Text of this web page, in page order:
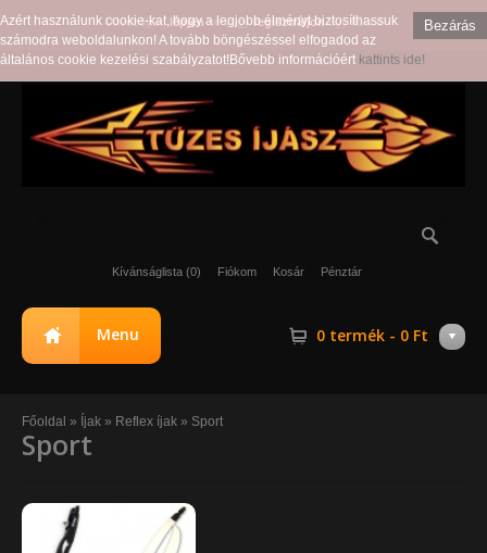
Üdvözöljük,lépjenbe vagy regisztráljonegy fiókot!
Kívánságlista (0) Fiókom Kosár Pénztár
0 termék - 0 Ft
Menu
Főoldal » Íjak » Reflex íjak » Sport
Sport
Bezárás
Azért használunk cookie-kat, hogy a legjobb élményt biztosíthassuk
számodra weboldalunkon! A tovább böngészéssel elfogadod az
általános cookie kezelési szabályzatot!Bővebb információért kattints ide!